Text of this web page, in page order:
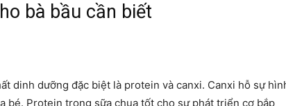
bí
bà bầu cần biết
dinh dưỡng đặc biệt là protein và canxi. Canxi hỗ sự
bé. Protein trong sữa chua tốt cho sự phát triển cơ bắp